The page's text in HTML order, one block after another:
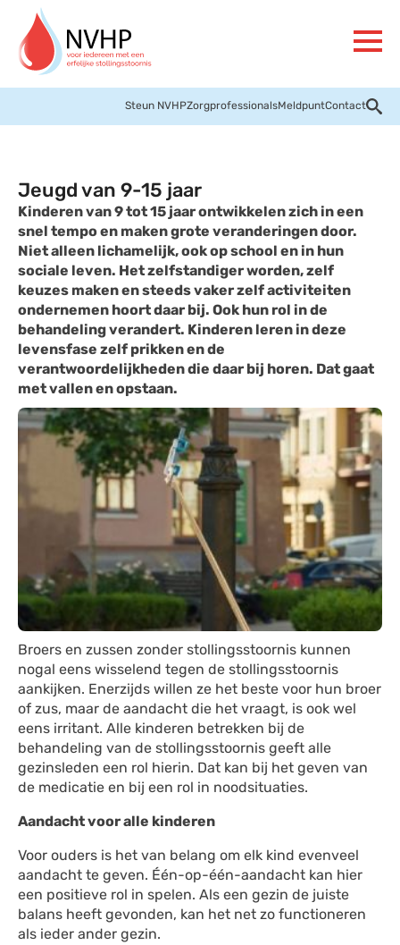
Steun NVHPZorgprofessionalsMeldpuntContact
Jeugd van 9-15 jaar
Kinderen van 9 tot 15 jaar ontwikkelen zich in een
snel tempo en maken grote veranderingen door.
Niet alleen lichamelijk, ook op school en in hun
sociale leven. Het zelfstandiger worden, zelf
keuzes maken en steeds vaker zelf activiteiten
ondernemen hoort daar bij. Ook hun rol in de
behandeling verandert. Kinderen leren in deze
levensfase zelf prikken en de
verantwoordelijkheden die daar bij horen. Dat gaat
met vallen en opstaan.
Broers en zussen zonder stollingsstoornis kunnen
nogal eens wisselend tegen de stollingsstoornis
aankijken. Enerzijds willen ze het beste voor hun broer
of zus, maar de aandacht die het vraagt, is ook wel
eens irritant. Alle kinderen betrekken bij de
behandeling van de stollingsstoornis geeft alle
gezinsleden een rol hierin. Dat kan bij het geven van
de medicatie en bij een rol in noodsituaties.
Aandacht voor alle kinderen
Voor ouders is het van belang om elk kind evenveel
aandacht te geven. Één-op-één-aandacht kan hier
een positieve rol in spelen. Als een gezin de juiste
balans heeft gevonden, kan het net zo functioneren
als ieder ander gezin.